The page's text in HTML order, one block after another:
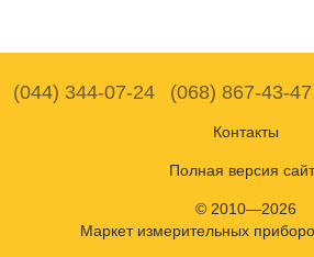
(044) 344-07-24 (068) 867-43-47
Контакты
Полная версия
© 2010—2026
Маркет измерительных